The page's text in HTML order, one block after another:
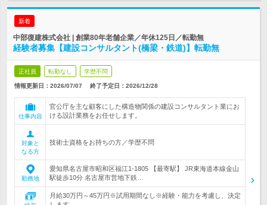
新着
中部復建株式会社 | 創業80年老舗企業／年休125日／転勤無
経験者募集【建設コンサルタント(橋梁・鉄道)】転勤無
正社員 転勤なし 学歴不問
情報更新日：2026/07/07 終了予定日： 2026/12/28
仕事内容
官公庁を主な顧客にした構造物関係の建設コンサルタント業にお
ける設計業務をお任せします。
対象と
なる方
技術士資格をお持ちの方／学歴不問
勤務地
愛知県名古屋市昭和区福江1-1805 【最寄駅】 JR東海道本線金山
駅徒歩10分 名古屋市営地下鉄…
月給30万円～45万円※試用期間なし※経験・能力を考慮し、決定